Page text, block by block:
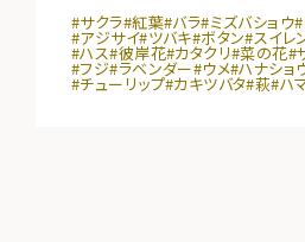
#サクラ#紅葉#バラ#ミズバショウ
#アジサイ#ツバキ#ボタン#スイレ
#ハス#彼岸花#カタクリ#菜の花#
#フジ#ラベンダー#ウメ#ハナショ
#チューリップ#カキツバタ#萩#ハ